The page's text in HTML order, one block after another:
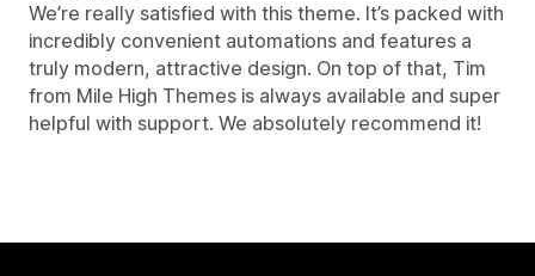
We’re really satisfied with this theme. It’s packed with
incredibly convenient automations and features a
truly modern, attractive design. On top of that, Tim
from Mile High Themes is always available and super
helpful with support. We absolutely recommend it!